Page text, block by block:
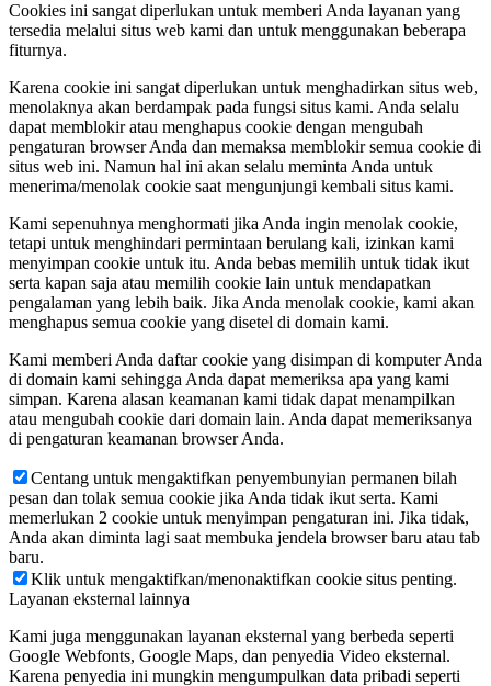
Cookies ini sangat diperlukan untuk memberi Anda layanan yang
tersedia melalui situs web kami dan untuk menggunakan beberapa
fiturnya.
Karena cookie ini sangat diperlukan untuk menghadirkan situs web,
menolaknya akan berdampak pada fungsi situs kami. Anda selalu
dapat memblokir atau menghapus cookie dengan mengubah
pengaturan browser Anda dan memaksa memblokir semua cookie di
situs web ini. Namun hal ini akan selalu meminta Anda untuk
menerima/menolak cookie saat mengunjungi kembali situs kami.
Kami sepenuhnya menghormati jika Anda ingin menolak cookie,
tetapi untuk menghindari permintaan berulang kali, izinkan kami
menyimpan cookie untuk itu. Anda bebas memilih untuk tidak ikut
serta kapan saja atau memilih cookie lain untuk mendapatkan
pengalaman yang lebih baik. Jika Anda menolak cookie, kami akan
menghapus semua cookie yang disetel di domain kami.
Kami memberi Anda daftar cookie yang disimpan di komputer Anda
di domain kami sehingga Anda dapat memeriksa apa yang kami
simpan. Karena alasan keamanan kami tidak dapat menampilkan
atau mengubah cookie dari domain lain. Anda dapat memeriksanya
di pengaturan keamanan browser Anda.
Centang untuk mengaktifkan penyembunyian permanen bilah
pesan dan tolak semua cookie jika Anda tidak ikut serta. Kami
memerlukan 2 cookie untuk menyimpan pengaturan ini. Jika tidak,
Anda akan diminta lagi saat membuka jendela browser baru atau tab
baru.
Klik untuk mengaktifkan/menonaktifkan cookie situs penting.
Layanan eksternal lainnya
Kami juga menggunakan layanan eksternal yang berbeda seperti
Google Webfonts, Google Maps, dan penyedia Video eksternal.
Karena penyedia ini mungkin mengumpulkan data pribadi seperti